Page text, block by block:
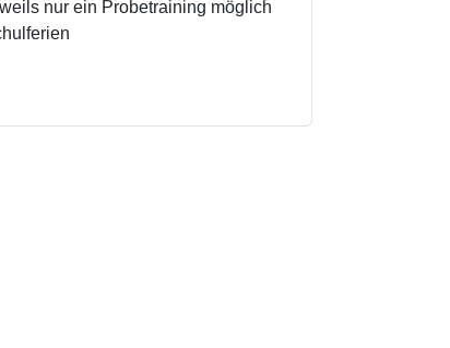
nur ein Probetraining möglich